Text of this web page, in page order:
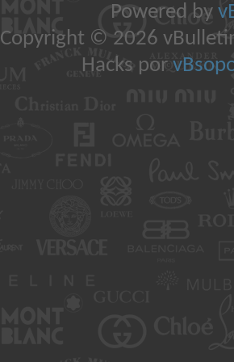
Powered by
Copyright © 2026
Hacks por